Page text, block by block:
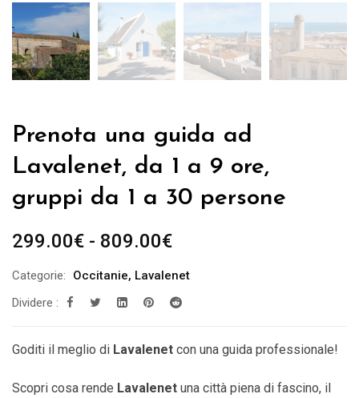
Prenota una guida ad
Lavalenet, da 1 a 9 ore,
gruppi da 1 a 30 persone
299.00€ - 809.00€Fascia
prezzo:
da
a
Categorie: Occitanie, Lavalenet
Dividere :
Goditi il ​​meglio di Lavalenet con una guida professionale!
Scopri cosa rende Lavalenet una città piena di fascino, il